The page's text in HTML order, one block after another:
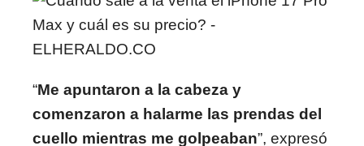
“Me apuntaron a la cabeza y
comenzaron a halarme las prendas del
cuello mientras me golpeaban”, expresó